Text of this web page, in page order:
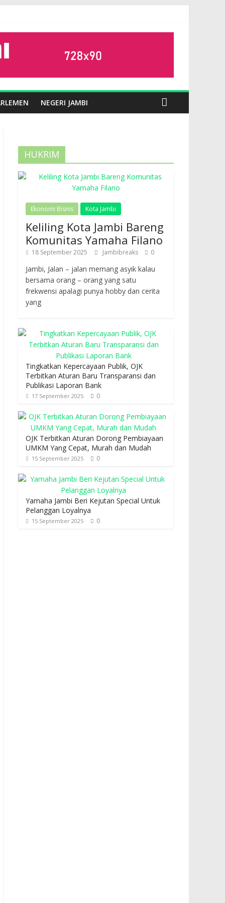
NEGERI JAMBI
HUKRIM
Ekonomi Bisnis Kota Jambi
Keliling Kota Jambi Bareng
Komunitas Yamaha Filano
18 September 2025 Jambibreaks 0
Jambi, Jalan – jalan memang asyik kalau
bersama orang – orang yang satu
frekwensi apalagi punya hobby dan cerita
yang
Tingkatkan Kepercayaan Publik, OJK
Terbitkan Aturan Baru Transparansi dan
Publikasi Laporan Bank
17 September 2025 0
OJK Terbitkan Aturan Dorong Pembiayaan
UMKM Yang Cepat, Murah dan Mudah
15 September 2025 0
Yamaha Jambi Beri Kejutan Special Untuk
Pelanggan Loyalnya
15 September 2025 0